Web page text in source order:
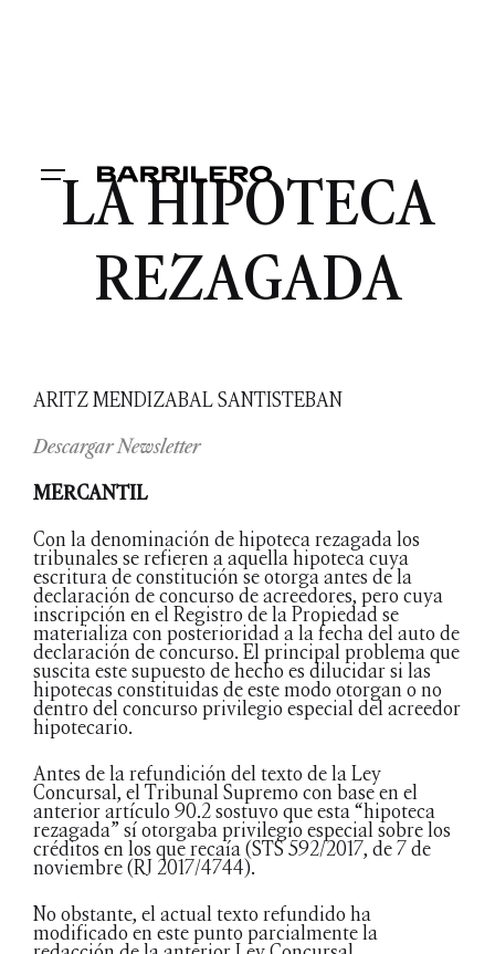
LA HIPOTECA
REZAGADA
ARITZ MENDIZABAL SANTISTEBAN
Descargar Newsletter
MERCANTIL
Con la denominación de hipoteca rezagada los
tribunales se refieren a aquella hipoteca cuya
escritura de constitución se otorga antes de la
declaración de concurso de acreedores, pero cuya
inscripción en el Registro de la Propiedad se
materializa con posterioridad a la fecha del auto de
declaración de concurso. El principal problema que
suscita este supuesto de hecho es dilucidar si las
hipotecas constituidas de este modo otorgan o no
dentro del concurso privilegio especial del acreedor
hipotecario.
Antes de la refundición del texto de la Ley
Concursal, el Tribunal Supremo con base en el
anterior artículo 90.2 sostuvo que esta “hipoteca
rezagada” sí otorgaba privilegio especial sobre los
créditos en los que recaía (STS 592/2017, de 7 de
noviembre (RJ 2017/4744).
No obstante, el actual texto refundido ha
modificado en este punto parcialmente la